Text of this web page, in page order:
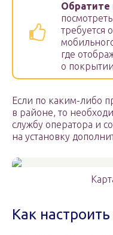
Обратите
требуется
где
о
Если по каким-либо
в районе, то
службу оператора и
на установку
Как